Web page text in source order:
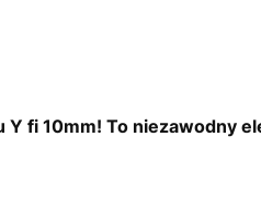
fi 10mm! To niezawodny